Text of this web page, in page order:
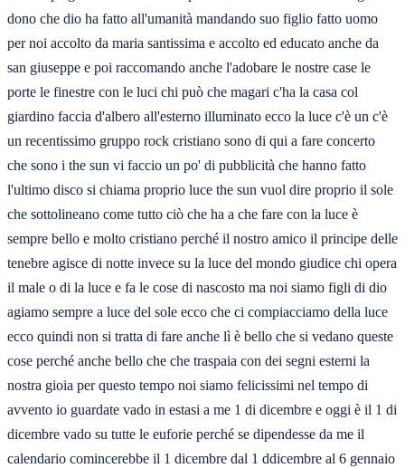
dono che dio ha fatto all'umanità mandando suo figlio fatto uomo
per noi accolto da maria santissima e accolto ed educato anche da
san giuseppe e poi raccomando anche l'adobare le nostre case le
porte le finestre con le luci chi può che magari c'ha la casa col
giardino faccia d'albero all'esterno illuminato ecco la luce c'è un c'è
un recentissimo gruppo rock cristiano sono di qui a fare concerto
che sono i the sun vi faccio un po' di pubblicità che hanno fatto
l'ultimo disco si chiama proprio luce the sun vuol dire proprio il sole
che sottolineano come tutto ciò che ha a che fare con la luce è
sempre bello e molto cristiano perché il nostro amico il principe delle
tenebre agisce di notte invece su la luce del mondo giudice chi opera
il male o di la luce e fa le cose di nascosto ma noi siamo figli di dio
agiamo sempre a luce del sole ecco che ci compiacciamo della luce
ecco quindi non si tratta di fare anche lì è bello che si vedano queste
cose perché anche bello che che traspaia con dei segni esterni la
nostra gioia per questo tempo noi siamo felicissimi nel tempo di
avvento io guardate vado in estasi a me 1 di dicembre e oggi è il 1 di
dicembre vado su tutte le euforie perché se dipendesse da me il
calendario comincerebbe il 1 dicembre dal 1 ddicembre al 6 gennaio